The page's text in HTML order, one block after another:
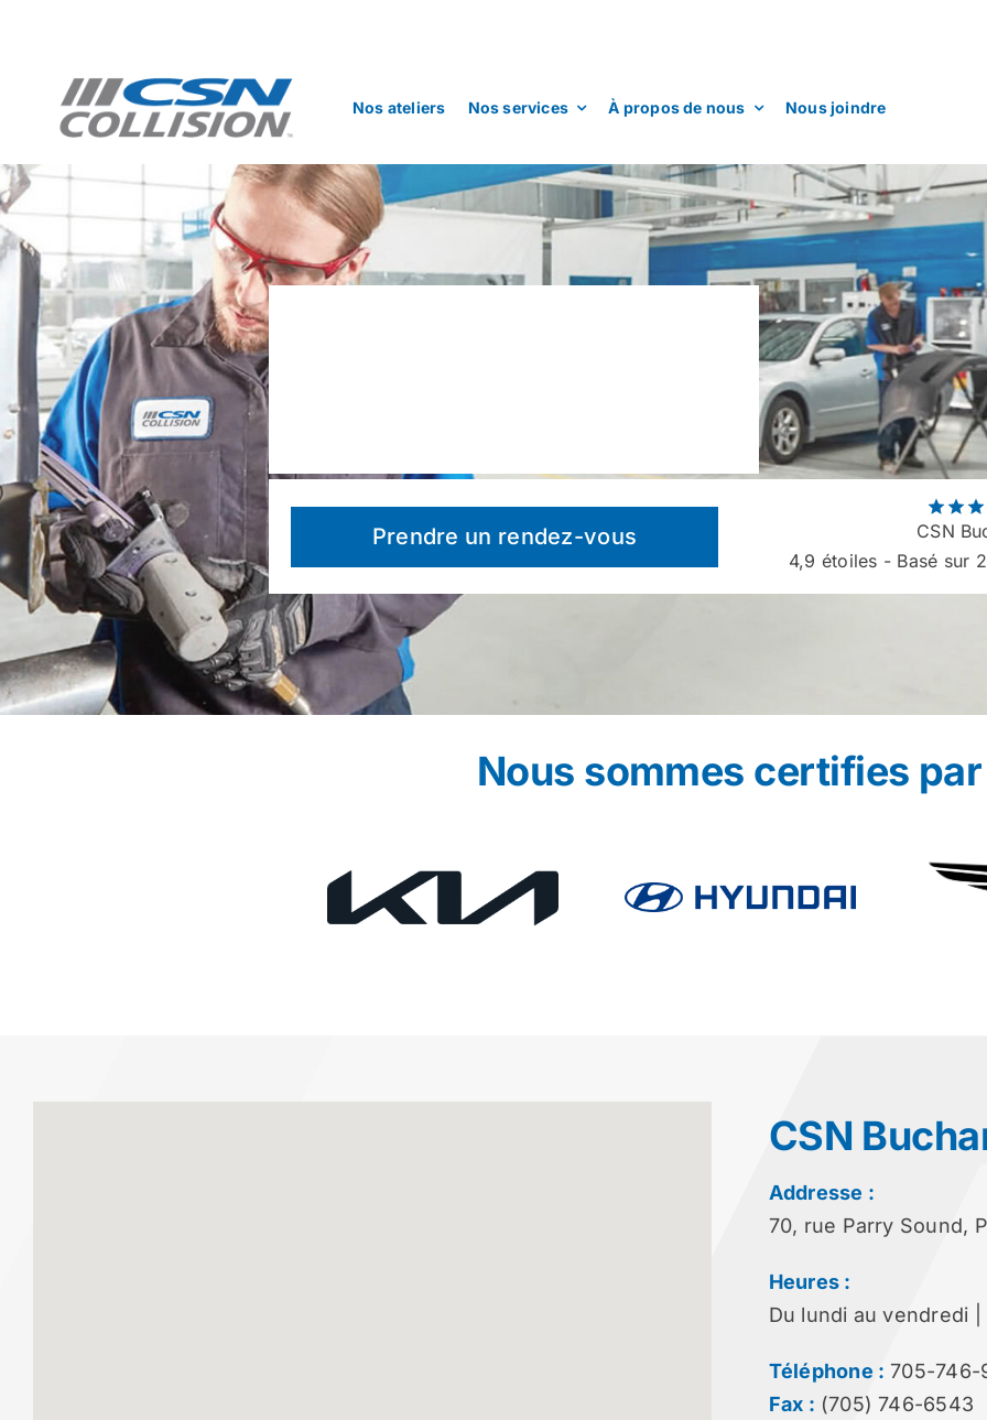
Nos ateliers Nos services À propos de nous Nous joindre
Prendre un rendez-vous
CSN
4,9 étoiles - Basé sur
Nous sommes certifies
CSN
Addresse :
70, rue Parry Sound,
Heures :
Du lundi au vendredi |
Téléphone : 705-746-
Fax : (705) 746-6543